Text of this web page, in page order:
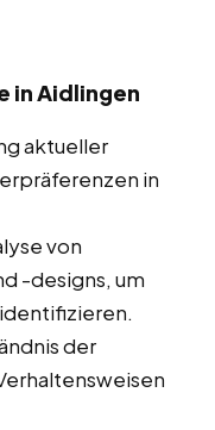
in Aidlingen
aktueller
in
von
-designs, um
der